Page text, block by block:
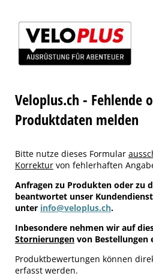
Veloplus.ch - Fehlende
Produktdaten melden
Bitte nutze dieses Formular
Korrektur von fehlerhaften
Anfragen zu Produkten oder zu
beantwortet unser
unter info@veloplus.ch.
Inbesondere nehmen wir auf
Stornierungen von Bestellungen
Produktbewertungen können
erfasst werden.